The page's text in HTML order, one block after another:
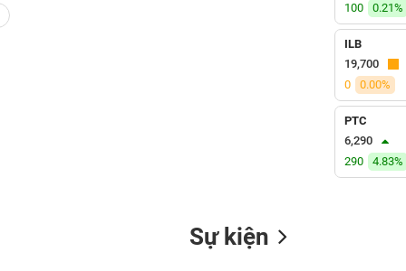
100
0.21%
ILB
19,700
0
0.00%
PTC
6,290
290
4.83%
Sự kiện